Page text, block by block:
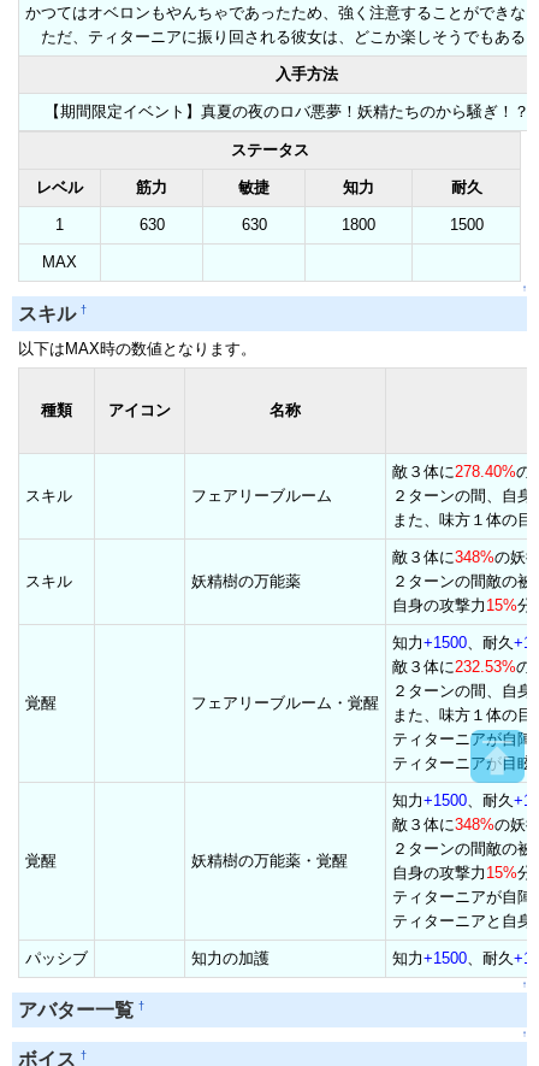
かつてはオベロンもやんちゃであったため、強く注意することができな
ただ、ティターニアに振り回される彼女は、どこか楽しそうでもある
入手方法
【期間限定イベント】真夏の夜のロバ悪夢！妖精たちのから騒ぎ！？(
ステータス
レベル 筋力 敏捷 知力 耐久
1 630 630 1800 1500
MAX
↑
スキル †
以下はMAX時の数値となります。
種類 アイコン 名称
スキル フェアリーブルーム
敵３体に278.40%の
２ターンの間、自
また、味方１体の
スキル 妖精樹の万能薬
敵３体に348%の妖
２ターンの間敵の
自身の攻撃力 15%分
覚醒 フェアリーブルーム・覚醒
知力+1500、耐久
敵３体に232.53%の
２ターンの間、自
また、味方１体の
ティターニアが自陣
ティターニアが目
覚醒 妖精樹の万能薬・覚醒
知力+1500、耐久
敵３体に348%の妖
２ターンの間敵の
自身の攻撃力 15%分
ティターニアが自陣
ティターニアと自身
パッシブ 知力の加護 知力+1500、耐久
↑
アバター一覧 †
↑
ボイス †